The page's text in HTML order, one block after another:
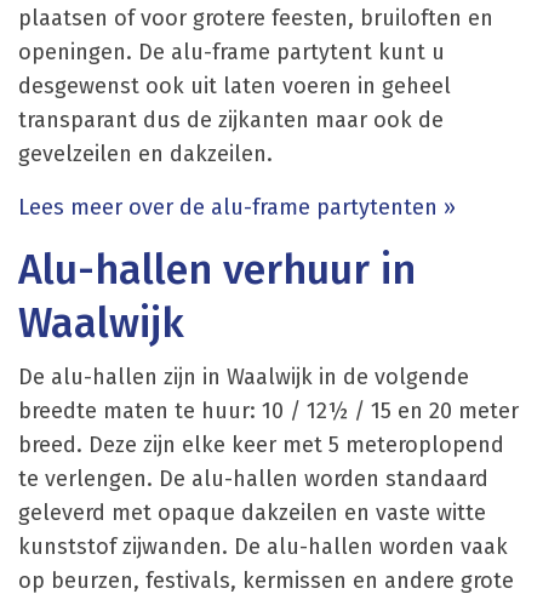
plaatsen of voor grotere feesten, bruiloften en
openingen. De alu-frame partytent kunt u
desgewenst ook uit laten voeren in geheel
transparant dus de zijkanten maar ook de
gevelzeilen en dakzeilen.
Lees meer over de alu-frame partytenten »
Alu-hallen verhuur in
Waalwijk
De alu-hallen zijn in Waalwijk in de volgende
breedte maten te huur: 10 / 12½ / 15 en 20 meter
breed. Deze zijn elke keer met 5 meteroplopend
te verlengen. De alu-hallen worden standaard
geleverd met opaque dakzeilen en vaste witte
kunststof zijwanden. De alu-hallen worden vaak
op beurzen, festivals, kermissen en andere grote